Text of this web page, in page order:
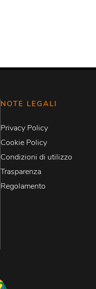
NOTE LEGALI
Privacy Policy
Cookie Policy
Condizioni di utilizzo
Trasparenza
Regolamento